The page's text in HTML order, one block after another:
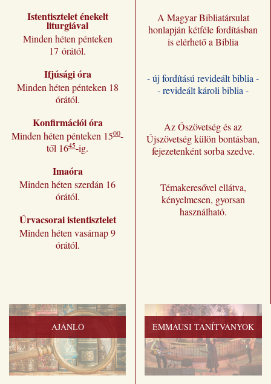
Istentisztelet énekelt
liturgiával
Minden héten pénteken
17 órától.
Ifjúsági óra
Minden héten pénteken 18
órától.
Konfirmációi óra
Minden héten pénteken 1500-
től 1645-ig.
Imaóra
Minden héten szerdán 16
órától.
Úrvacsorai istentisztelet
Minden héten vasárnap 9
órától.
A Magyar Bibliatársulat
honlapján kétféle fordításban
is elérhető a Biblia
- új fordítású revideált biblia -
- revideált károli biblia -
Az Ószövetség és az
Újszövetség külön bontásban,
fejezetenként sorba szedve.
Témakeresővel ellátva,
kényelmesen, gyorsan
használható.
AJÁNLÓ EMMAUSI TANÍTVÁNYOK